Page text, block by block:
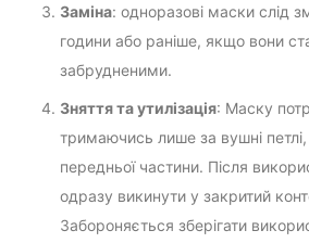
Заміна: одноразові маски слід
години або раніше, якщо вони
забрудненими.
Зняття та утилізація: Маску
тримаючись лише за вушні
передньої частини. Після
одразу викинути у закритий
Забороняється зберігати